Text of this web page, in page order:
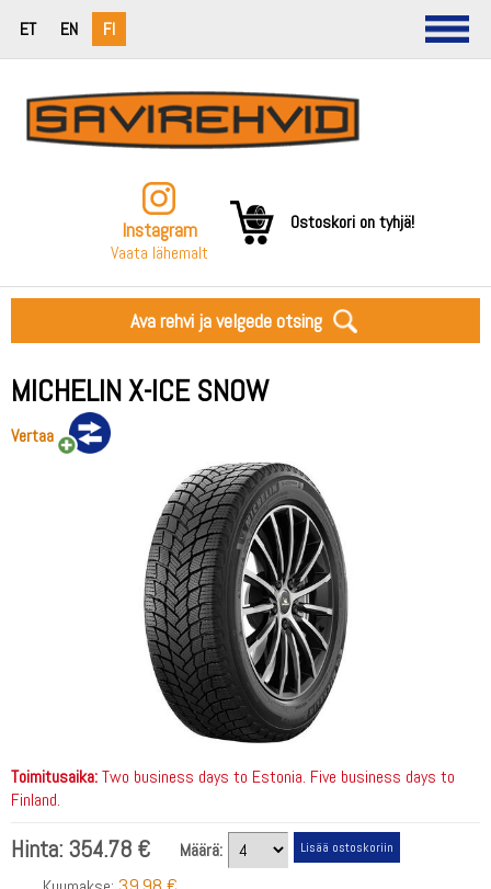
ET EN FI
Instagram
Vaata lähemalt
Ostoskori on tyhjä!
Ava rehvi ja velgede otsing
MICHELIN X-ICE SNOW
Vertaa
Toimitusaika:Two business days to Estonia. Five business days to
Finland.
Hinta: 354.78 €
Määrä: